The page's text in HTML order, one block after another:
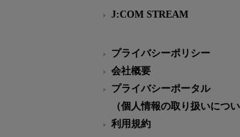
J:COM STREAM
プライバシーポリシー
会社概要
プライバシーポータル
（個人情報の取り扱いについ
利用規約